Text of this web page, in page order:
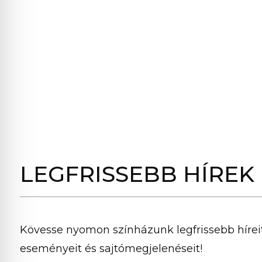
LEGFRISSEBB HÍREK
Kövesse nyomon színházunk legfrissebb
eseményeit és sajtómegjelenéseit!